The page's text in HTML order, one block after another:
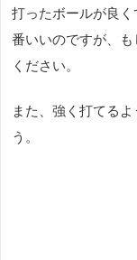
打ったボールが良
番いいのですが、
ください。
また、強く打てる
う。